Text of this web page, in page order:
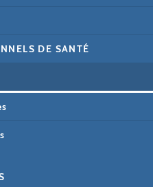
DE SANTÉ